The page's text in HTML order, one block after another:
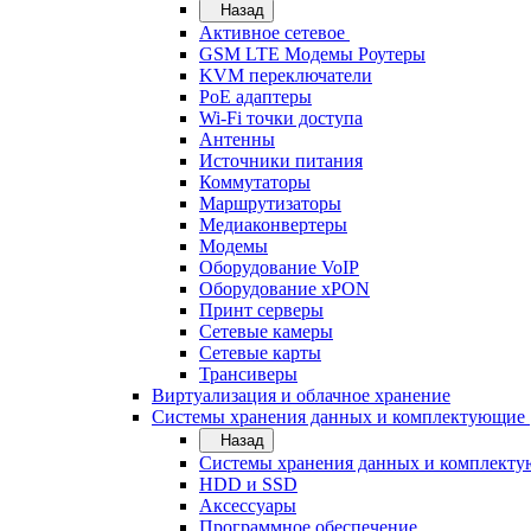
Назад
Активное сетевое
GSM LTE Модемы Роутеры
KVM переключатели
PoE адаптеры
Wi-Fi точки доступа
Антенны
Источники питания
Коммутаторы
Маршрутизаторы
Медиаконвертеры
Модемы
Оборудование VoIP
Оборудование xPON
Принт серверы
Сетевые камеры
Сетевые карты
Трансиверы
Виртуализация и облачное хранение
Системы хранения данных и комплектующие
Назад
Системы хранения данных и
HDD и SSD
Аксессуары
Программное обеспечение